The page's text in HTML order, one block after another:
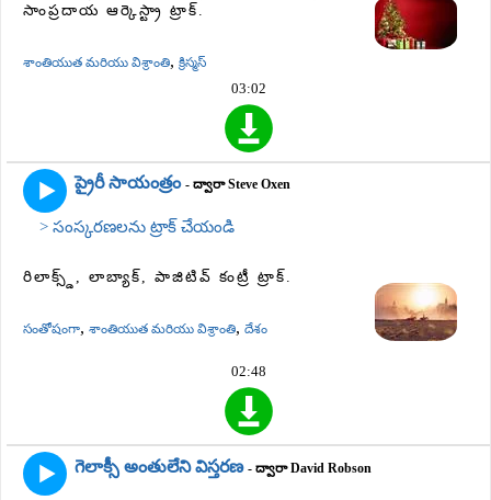
సాంప్రదాయ ఆర్కెస్ట్రా ట్రాక్.
శాంతియుత మరియు విశ్రాంతి, క్రిస్మస్
03:02
ప్రైరీ సాయంత్రం - ద్వారా Steve Oxen
> సంస్కరణలను ట్రాక్ చేయండి
రిలాక్స్డ్, లాబ్యాక్, పాజిటివ్ కంట్రీ ట్రాక్.
సంతోషంగా, శాంతియుత మరియు విశ్రాంతి, దేశం
02:48
గెలాక్సీ అంతులేని విస్తరణ - ద్వారా David Robson